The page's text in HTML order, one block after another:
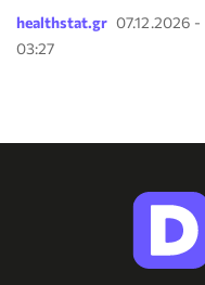
healthstat.gr 07.12.2026 -
03:27